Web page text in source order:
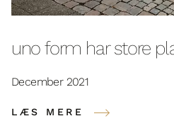
uno form har store
December 2021
LÆS MERE